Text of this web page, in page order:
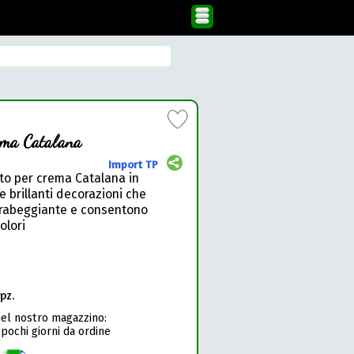
Catalana
Import TP
per crema Catalana in
brillanti decorazioni che
e consentono
nostro magazzino:
giorni da ordine